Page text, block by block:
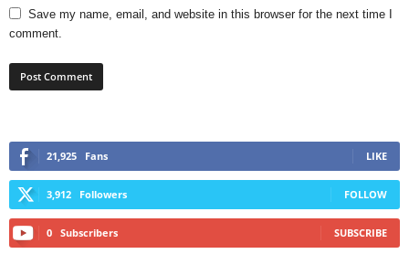
Save my name, email, and website in this browser for the next time I
comment.
21,925 Fans LIKE
3,912 Followers FOLLOW
0 Subscribers SUBSCRIBE